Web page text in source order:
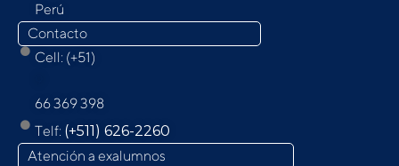
Perú
Contacto
Cell: (+51)
66 369 398
Telf: (+511) 626-2260
Atención a exalumnos